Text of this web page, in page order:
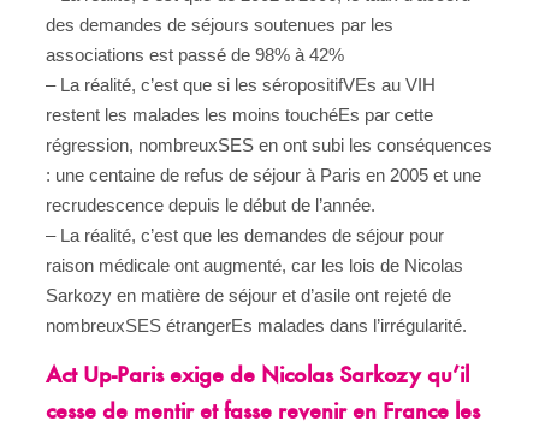
des demandes de séjours soutenues par les
associations est passé de 98% à 42%
– La réalité, c’est que si les séropositifVEs au VIH
restent les malades les moins touchéEs par cette
régression, nombreuxSES en ont subi les conséquences
: une centaine de refus de séjour à Paris en 2005 et une
recrudescence depuis le début de l’année.
– La réalité, c’est que les demandes de séjour pour
raison médicale ont augmenté, car les lois de Nicolas
Sarkozy en matière de séjour et d’asile ont rejeté de
nombreuxSES étrangerEs malades dans l’irrégularité.
Act Up-Paris exige de Nicolas Sarkozy qu’il
cesse de mentir et fasse revenir en France les